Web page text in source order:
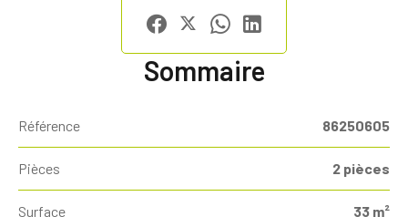
Sommaire
Référence 86250605
Pièces 2 pièces
Surface 33 m²